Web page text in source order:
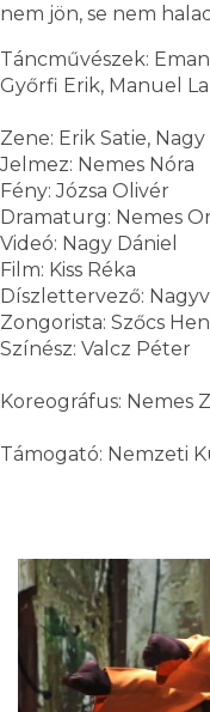
nem jön, se nem
Táncművészek:
Győrfi Erik, Manuel
Zene: Erik Satie,
Jelmez: Nemes Nóra
Fény: Józsa Olivér
Dramaturg: Nemes
Videó: Nagy Dániel
Film: Kiss Réka
Díszlettervező:
Zongorista: Szőcs
Színész: Valcz Péter
Koreográfus: Nemes
Támogató: Nemzeti